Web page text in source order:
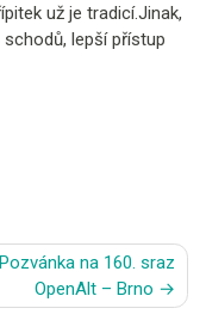
už je tradicí.Jinak,
lepší přístup
Pozvánka na 160. sraz
OpenAlt – Brno